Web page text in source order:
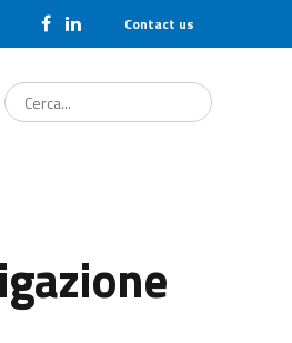
Contact us
Cerca...